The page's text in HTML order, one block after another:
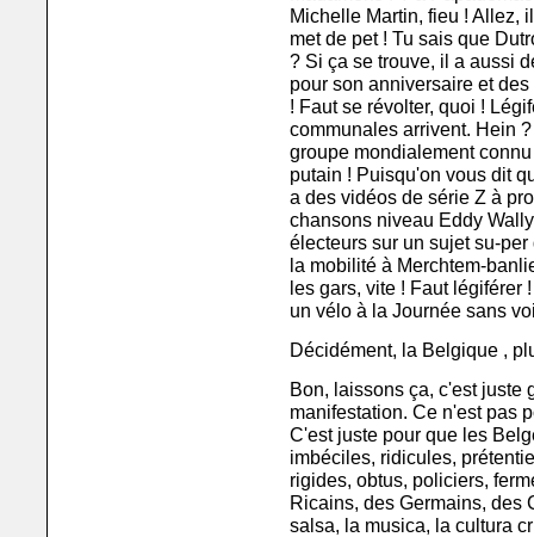
Michelle Martin, fieu ! Allez,
met de pet ! Tu sais que
? Si ça se trouve, il a aussi
pour son anniversaire et
! Faut se révolter, quoi !
communales arrivent. Hein
groupe mondialement
putain ! Puisqu'on vous dit
a des vidéos de série Z à
chansons niveau Eddy
électeurs sur un sujet su-
la mobilité à Merchtem-
les gars, vite ! Faut légiférer
un vélo à la Journée sans
Décidément, la Belgique ,
Bon, laissons ça, c'est juste
manifestation. Ce n'est pas
C'est juste pour que les
imbéciles, ridicules,
rigides, obtus, policiers,
Ricains, des Germains, des
salsa, la musica, la cultura